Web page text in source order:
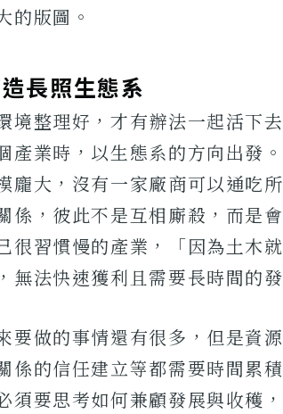
的版圖。
長照生態系
境整理好，才有辦法一起活下
產業時，以生態系的方向出發
龐大，沒有一家廠商可以通吃
係，彼此不是互相廝殺，而是
很習慣慢的產業，「因為土木
無法快速獲利且需要長時間的發
要做的事情還有很多，但是資
係的信任建立等都需要時間累
須要思考如何兼顧發展與收穫